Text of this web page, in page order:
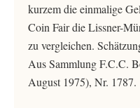
kurzem die einmalige
Coin Fair die Lissner-
zu vergleichen.
Aus Sammlung F.C.C.
August 1975), Nr. 1787.